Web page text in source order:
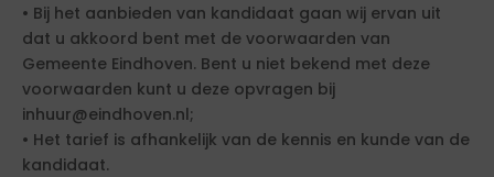
• Bij het aanbieden van kandidaat gaan wij ervan uit
dat u akkoord bent met de voorwaarden van
Gemeente Eindhoven. Bent u niet bekend met deze
voorwaarden kunt u deze opvragen bij
inhuur@eindhoven.nl;
• Het tarief is afhankelijk van de kennis en kunde van de
kandidaat.